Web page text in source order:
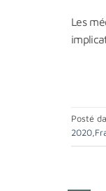
Les
Posté
2020,